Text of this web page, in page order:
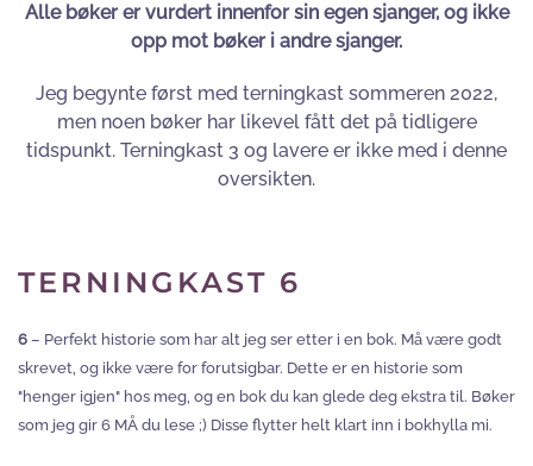
Alle bøker er vurdert innenfor sin egen sjanger, og ikke
opp mot bøker i andre sjanger.
Jeg begynte først med terningkast sommeren 2022,
men noen bøker har likevel fått det på tidligere
tidspunkt. Terningkast 3 og lavere er ikke med i denne
oversikten.
TERNINGKAST 6
6– Perfekt historie som har alt jeg ser etter i en bok. Må være godt
skrevet, og ikke være for forutsigbar. Dette er en historie som
"henger igjen" hos meg, og en bok du kan glede deg ekstra til. Bøker
som jeg gir 6 MÅ du lese ;) Disse flytter helt klart inn i bokhylla mi.